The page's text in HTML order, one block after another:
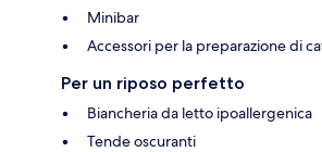
Minibar
Accessori per la preparazione di
Per un riposo perfetto
Biancheria da letto ipoallergenica
Tende oscuranti